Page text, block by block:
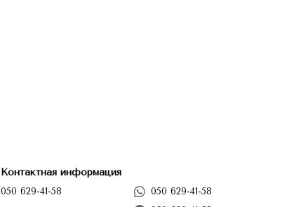
Контактная информация
050 629-41-58
050 629-41-58